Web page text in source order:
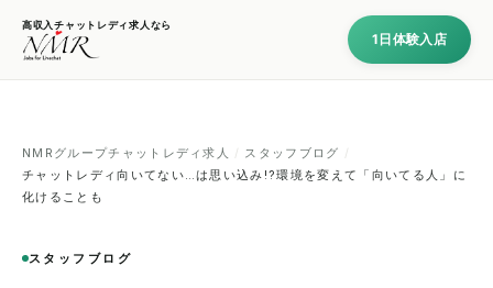
高収入チャットレディ求人なら
1日体験入店
NMRグループチャットレディ求人 / スタッフブログ /
チャットレディ向いてない…は思い込み!?環境を変えて「向いてる人」に
化けることも
スタッフブログ